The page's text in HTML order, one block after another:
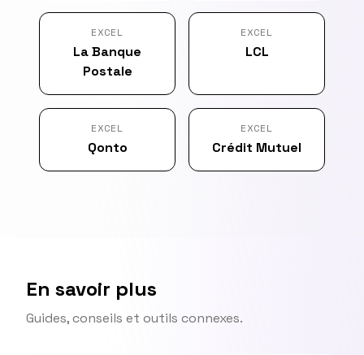
EXCEL
La Banque
Postale
EXCEL
LCL
EXCEL
Qonto
EXCEL
Crédit Mutuel
En savoir plus
Guides, conseils et outils connexes.